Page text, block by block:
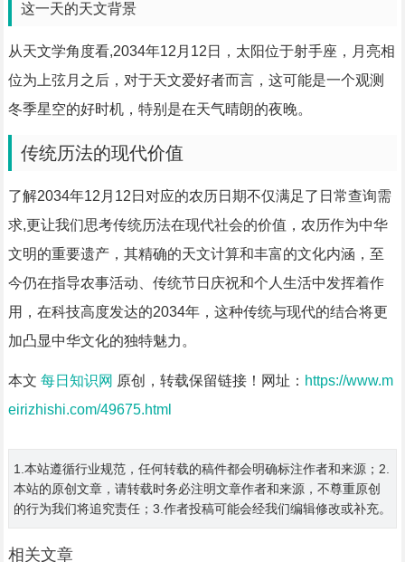
这一天的天文背景
从天文学角度看,2034年12月12日，太阳位于射手座，月亮相
位为上弦月之后，对于天文爱好者而言，这可能是一个观测
冬季星空的好时机，特别是在天气晴朗的夜晚。
传统历法的现代价值
了解2034年12月12日对应的农历日期不仅满足了日常查询需
求,更让我们思考传统历法在现代社会的价值，农历作为中华
文明的重要遗产，其精确的天文计算和丰富的文化内涵，至
今仍在指导农事活动、传统节日庆祝和个人生活中发挥着作
用，在科技高度发达的2034年，这种传统与现代的结合将更
加凸显中华文化的独特魅力。
本文 每日知识网 原创，转载保留链接！网址： https://www.m
eirizhishi.com/49675.html
1.本站遵循行业规范，任何转载的稿件都会明确标注作者和来源；2.
本站的原创文章，请转载时务必注明文章作者和来源，不尊重原创
的行为我们将追究责任；3.作者投稿可能会经我们编辑修改或补充。
相关文章